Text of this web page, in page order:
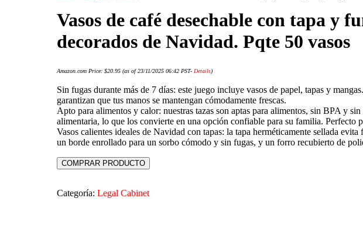
Vasos de café desechable con tapa y
decorados de Navidad. Pqte 50 vasos
Amazon.com Price: $20.95 (as of 23/11/2025 06:42 PST- Details)
Sin fugas durante más de 7 días: este juego incluye vasos de papel, tapas y
garantizan que tus manos se mantengan cómodamente frescas.
Apto para alimentos y calor: nuestras tazas son aptas para alimentos, sin BPA y
alimentaria, lo que los convierte en una opción confiable para su familia. Perfecto
Vasos calientes ideales de Navidad con tapas: la tapa herméticamente sellada
un borde enrollado para un sorbo cómodo y sin fugas, y un forro recubierto de
COMPRAR PRODUCTO
Categoría: Legal Cabinet